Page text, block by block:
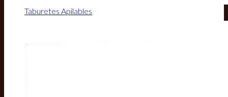
Taburetes Apilables